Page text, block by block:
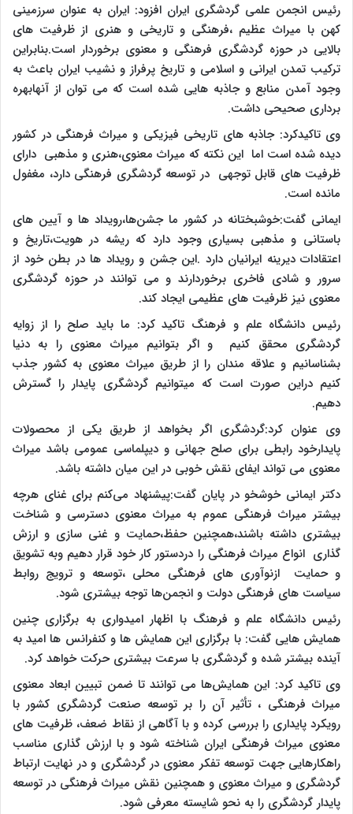
رئیس انجمن علمی گردشگری ایران افزود: ایران به عنوان سرزمینی
کهن با میراث عظیم ،فرهنگی و تاریخی و هنری از ظرفیت های
بالایی در حوزه گردشگری فرهنگی و معنوی برخوردار است.بنابراین
ترکیب تمدن ایرانی و اسلامی و تاریخ پرفراز و نشیب ایران باعث به
وجود آمدن منابع و جاذبه هایی شده است که می توان از آنهابهره
برداری صحیحی داشت.
وی تاکیدکرد: جاذبه های تاریخی فیزیکی و میراث فرهنگی در کشور
دیده شده است اما این نکته که میراث معنوی،هنری و مذهبی دارای
ظرفیت های قابل توجهی در توسعه گردشگری فرهنگی دارد، مغفول
مانده است.
ایمانی گفت:خوشبختانه در کشور ما جشن‌ها،رویداد ها و آیین های
باستانی و مذهبی بسیاری وجود دارد که ریشه در هویت،تاریخ و
اعتقادات دیرینه ایرانیان دارد .این جشن و رویداد ها در بطن خود از
سرور و شادی فاخری برخوردارند و می توانند در حوزه گردشگری
معنوی نیز ظرفیت های عظیمی ایجاد کند.
رئیس دانشگاه علم و فرهنگ تاکید کرد: ما باید صلح را از زوایه
گردشگری محقق کنیم و اگر بتوانیم میراث معنوی را به دنیا
بشناسانیم و علاقه مندان را از طریق میراث معنوی به کشور جذب
کنیم دراین صورت است که میتوانیم گردشگری پایدار را گسترش
دهیم.
وی عنوان کرد:گردشگری اگر بخواهد از طریق یکی از محصولات
پایدارخود رابطی برای صلح جهانی و دیپلماسی عمومی باشد میراث
معنوی می تواند ایفای نقش خوبی در این میان داشته باشد.
دکتر ایمانی خوشخو در پایان گفت:پیشنهاد می‌کنم برای غنای هرچه
بیشتر میراث فرهنگی عموم به میراث معنوی دسترسی و شناخت
بیشتری داشته باشند،همچنین حفظ،حمایت و غنی سازی و ارزش
گذاری انواع میراث فرهنگی را دردستور کار خود قرار دهیم وبه تشویق
و حمایت ازنوآوری های فرهنگی محلی ،توسعه و ترویج روابط
سیاست های فرهنگی دولت و انجمن‌ها توجه بیشتری شود.
رئیس دانشگاه علم و فرهنگ با اظهار امیدواری به برگزاری چنین
همایش هایی گفت: با برگزاری این همایش ها و کنفرانس ها امید به
آینده بیشتر شده و گردشگری با سرعت بیشتری حرکت خواهد کرد.
وی تاکید کرد: این همایش‌ها می توانند تا ضمن تبیین ابعاد معنوی
میراث فرهنگی ، تأثیر آن را بر توسعه صنعت گردشگری کشور با
رویکرد پایداری را بررسی کرده و با آگاهی از نقاط ضعف، ظرفیت های
معنوی میراث فرهنگی ایران شناخته شود و با ارزش گذاری مناسب
راهکارهایی جهت توسعه تفکر معنوی در گردشگری و در نهایت ارتباط
گردشگری و میراث معنوی و همچنین نقش میراث فرهنگی در توسعه
پایدار گردشگری را به نحو شایسته معرفی شود.